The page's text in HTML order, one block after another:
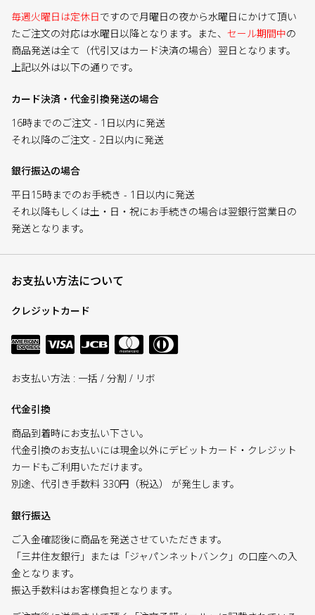
毎週火曜日は定休日ですので月曜日の夜から水曜日にかけて頂い
たご注文の対応は水曜日以降となります。また、 セール期間中の
商品発送は全て（代引又はカード決済の場合）翌日となります。
上記以外は以下の通りです。
カード決済・代金引換発送の場合
16時までのご注文 - 1日以内に発送
それ以降のご注文 - 2日以内に発送
銀行振込の場合
平日15時までのお手続き - 1日以内に発送
それ以降もしくは土・日・祝にお手続きの場合は翌銀行営業日の
発送となります。
お支払い方法について
クレジットカード
お支払い方法 : 一括 / 分割 / リボ
代金引換
商品到着時にお支払い下さい。
代金引換のお支払いには現金以外にデビットカード・クレジット
カードもご利用いただけます。
別途、代引き手数料 330円（税込） が発生します。
銀行振込
ご入金確認後に商品を発送させていただきます。
「三井住友銀行」または「ジャパンネットバンク」の口座への入
金となります。
振込手数料はお客様負担となります。